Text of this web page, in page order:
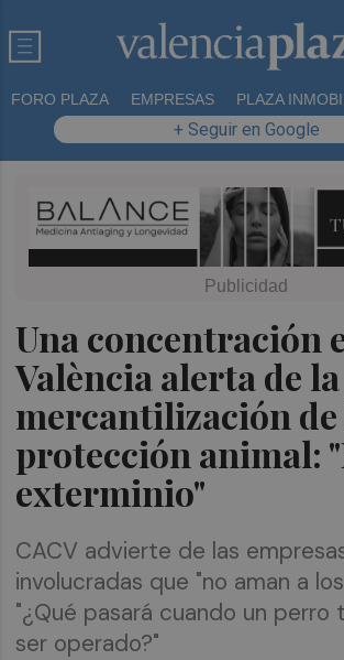
FORO PLAZA EMPRESAS PLAZA
+ Seguir en Google
Una concentración
València alerta de la
mercantilización
protección animal:
exterminio"
CACV advierte de las
involucradas que "no aman a
"¿Qué pasará cuando un perro
ser operado?"